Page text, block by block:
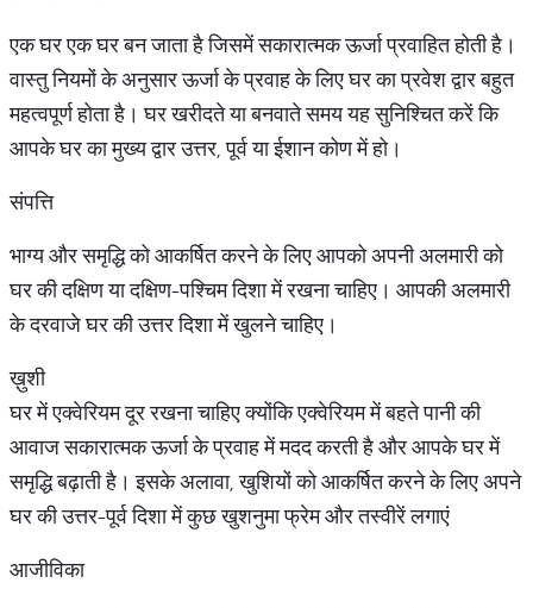
एक घर एक घर बन जाता है जिसमें सकारात्मक ऊर्जा प्रवाहित होती है।
वास्तु नियमों के अनुसार ऊर्जा के प्रवाह के लिए घर का प्रवेश द्वार बहुत
महत्वपूर्ण होता है। घर खरीदते या बनवाते समय यह सुनिश्चित करें कि
आपके घर का मुख्य द्वार उत्तर, पूर्व या ईशान कोण में हो।
संपत्ति
भाग्य और समृद्धि को आकर्षित करने के लिए आपको अपनी अलमारी को
घर की दक्षिण या दक्षिण-पश्चिम दिशा में रखना चाहिए। आपकी अलमारी
के दरवाजे घर की उत्तर दिशा में खुलने चाहिए।
ख़ुशी
घर में एक्वेरियम दूर रखना चाहिए क्योंकि एक्वेरियम में बहते पानी की
आवाज सकारात्मक ऊर्जा के प्रवाह में मदद करती है और आपके घर में
समृद्धि बढ़ाती है। इसके अलावा, खुशियों को आकर्षित करने के लिए अपने
घर की उत्तर-पूर्व दिशा में कुछ खुशनुमा फ्रेम और तस्वीरें लगाएं
आजीविका